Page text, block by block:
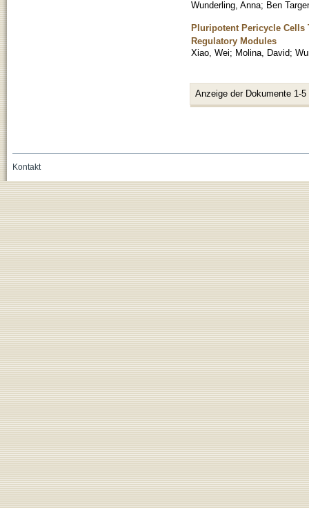
Wunderling, Anna; Ben
Pluripotent Pericycle Cells
Regulatory Modules
Xiao, Wei; Molina, David;
Anzeige der Dokumente 1-5
Kontakt